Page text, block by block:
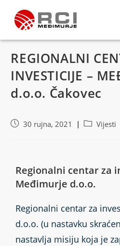
REGIONALNI
INVESTICIJE –
d.o.o. Čakovec
30 rujna, 2021 Vijesti
Regionalni centar za
Međimurje d.o.o.
Regionalni centar za
d.o.o. (u nastavku
nastavlja misiju koja je